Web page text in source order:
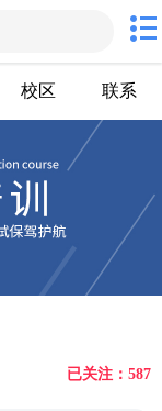
校区 联系
已关注：587